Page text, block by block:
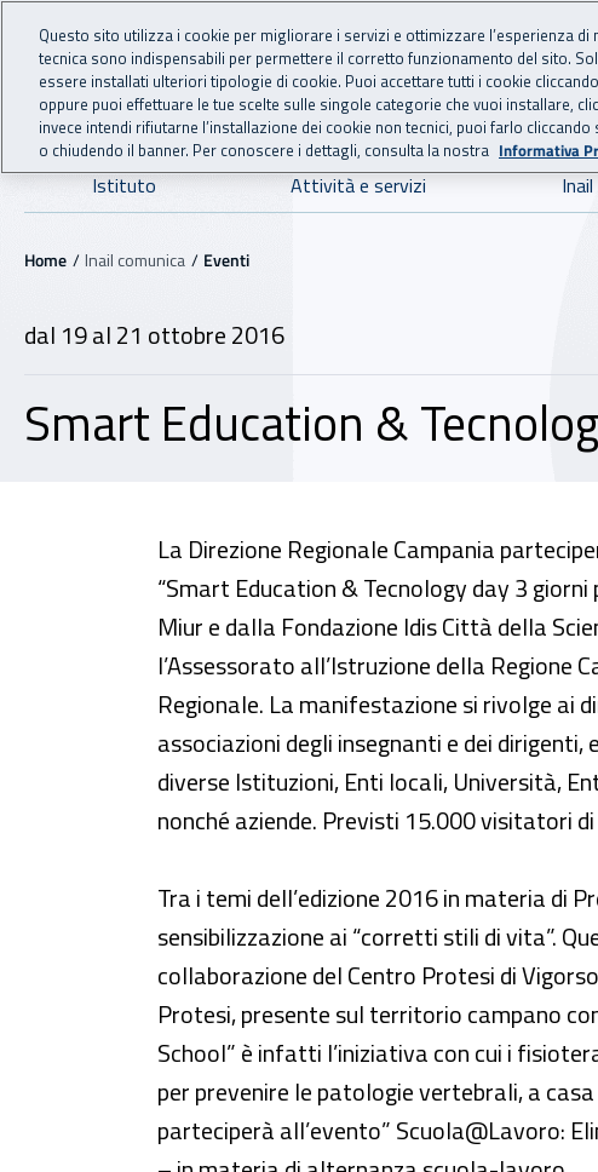
Vai al menu principale
Vai al contenuto principale
INAIL - Istituto Nazionale
Navigazione principale
Istituto Attività e servizi
Navigazione - Ti trovi in:
Home Inail comunica Eventi
dal 19 al 21 ottobre 2016
Smart Education &
Smart Education & Tecnology day
La Direzione Regionale Campania
“Smart Education & Tecnology day 3
Miur e dalla Fondazione Idis Città della
l’Assessorato all’Istruzione della Regione
Regionale. La manifestazione si rivolge ai
associazioni degli insegnanti e dei dirigenti,
diverse Istituzioni, Enti locali, Università,
nonché aziende. Previsti 15.000 visitatori
Tra i temi dell’edizione 2016 in materia di
sensibilizzazione ai “corretti stili di vita”.
collaborazione del Centro Protesi di
Protesi, presente sul territorio campano
School” è infatti l’iniziativa con cui i
per prevenire le patologie vertebrali, a
parteciperà all’evento” Scuola@Lavoro:
Questo sito utilizza i cookie per migliorare i servizi e ottimizzare l’esperienza di
tecnica sono indispensabili per permettere il corretto funzionamento del sito.
essere installati ulteriori tipologie di cookie. Puoi accettare tutti i cookie cliccando
oppure puoi effettuare le tue scelte sulle singole categorie che vuoi installare,
invece intendi rifiutarne l’installazione dei cookie non tecnici, puoi farlo cliccando
o chiudendo il banner. Per conoscere i dettagli, consulta la nostra Informativa